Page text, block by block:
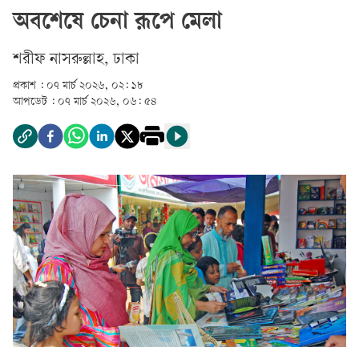
অবশেষে চেনা রূপে মেলা
শরীফ নাসরুল্লাহ, ঢাকা
প্রকাশ : ০৭ মার্চ ২০২৬, ০২: ১৮
আপডেট : ০৭ মার্চ ২০২৬, ০৬: ৫৪